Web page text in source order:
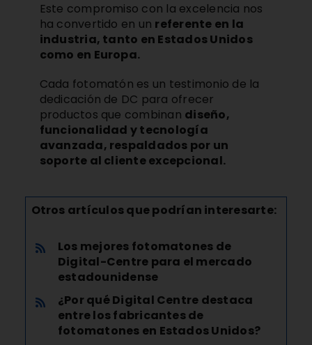
Este compromiso con la excelencia nos
ha convertido en un referente en la
industria, tanto en Estados Unidos
como en Europa.
Cada fotomatón es un testimonio de la
dedicación de DC para ofrecer
productos que combinan diseño,
funcionalidad y tecnología
avanzada, respaldados por un
soporte al cliente excepcional.
Otros artículos que podrían interesarte:
Los mejores fotomatones de
Digital-Centre para el mercado
estadounidense
¿Por qué Digital Centre destaca
entre los fabricantes de
fotomatones en Estados Unidos?